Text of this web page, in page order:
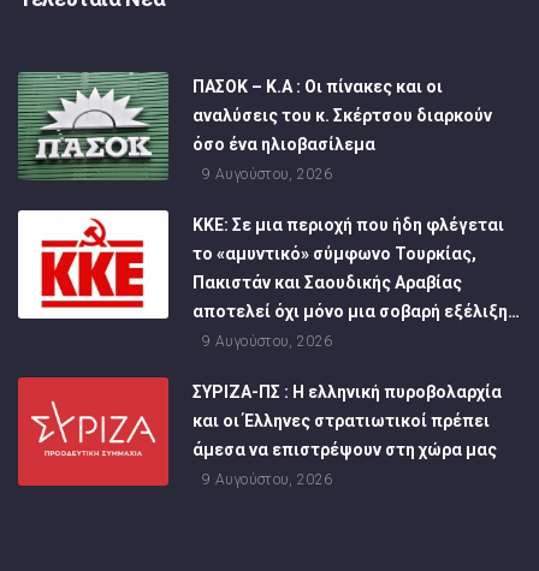
ΠΑΣΟΚ – Κ.Α : Οι πίνακες και οι
αναλύσεις του κ. Σκέρτσου διαρκούν
όσο ένα ηλιοβασίλεμα
9 Αυγούστου, 2026
ΚΚΕ: Σε μια περιοχή που ήδη φλέγεται
το «αμυντικό» σύμφωνο Τουρκίας,
Πακιστάν και Σαουδικής Αραβίας
αποτελεί όχι μόνο μια σοβαρή εξέλιξη…
9 Αυγούστου, 2026
ΣΥΡΙΖΑ-ΠΣ : Η ελληνική πυροβολαρχία
και οι Έλληνες στρατιωτικοί πρέπει
άμεσα να επιστρέψουν στη χώρα μας
9 Αυγούστου, 2026